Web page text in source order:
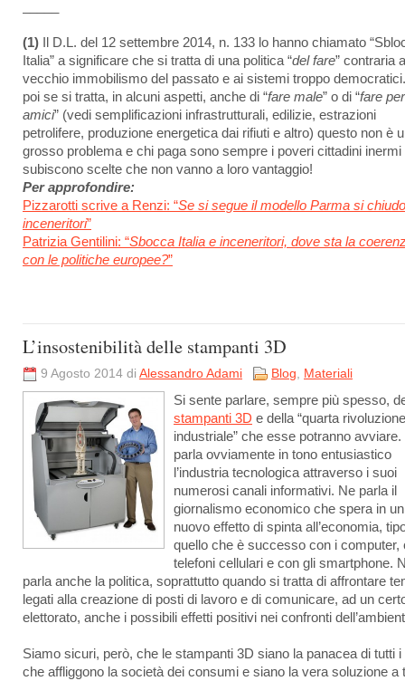
(1) Il D.L. del 12 settembre 2014, n. 133 lo hanno chiamato
Italia” a significare che si tratta di una politica “del fare” contraria
vecchio immobilismo del passato e ai sistemi troppo
poi se si tratta, in alcuni aspetti, anche di “fare male” o di “fare
amici” (vedi semplificazioni infrastrutturali, edilizie, estrazioni
petrolifere, produzione energetica dai rifiuti e altro) questo non è
grosso problema e chi paga sono sempre i poveri cittadini inermi
subiscono scelte che non vanno a loro vantaggio!
Per approfondire:
Pizzarotti scrive a Renzi: “Se si segue il modello Parma si
inceneritori”
Patrizia Gentilini: “Sbocca Italia e inceneritori, dove sta la
con le politiche europee?”
L’insostenibilità delle stampanti 3D
9 Agosto 2014 di Alessandro Adami Blog, Materiali
Si sente parlare, sempre più spesso,
stampanti 3D e della “quarta rivoluzione
industriale” che esse potranno avviare.
parla ovviamente in tono entusiastico
l’industria tecnologica attraverso i suoi
numerosi canali informativi. Ne parla il
giornalismo economico che spera in un
nuovo effetto di spinta all’economia,
quello che è successo con i computer,
telefoni cellulari e con gli smartphone.
parla anche la politica, soprattutto quando si tratta di affrontare
legati alla creazione di posti di lavoro e di comunicare, ad un
elettorato, anche i possibili effetti positivi nei confronti
Siamo sicuri, però, che le stampanti 3D siano la panacea di tutti i
che affliggono la società dei consumi e siano la vera soluzione a